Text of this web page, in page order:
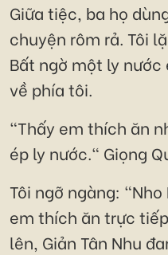
Giữa tiệc, ba họ
chuyện rôm rả. Tôi
Bất ngờ một ly
về phía tôi.
"Thấy em thích ăn
ép ly nước." Giọng
Tôi ngỡ ngàng:
em thích ăn trực
lên, Giản Tân Nhu